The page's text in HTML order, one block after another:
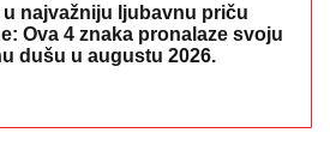
u najvažniju ljubavnu priču
Ova 4 znaka pronalaze svoju
dušu u augustu 2026.